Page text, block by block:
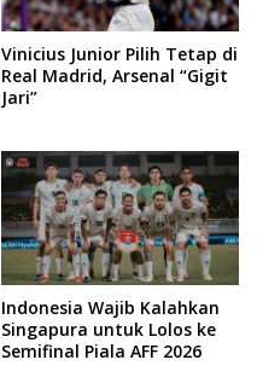
Vinicius Junior Pilih Tetap di
Real Madrid, Arsenal “Gigit
Jari”
Indonesia Wajib Kalahkan
Singapura untuk Lolos ke
Semifinal Piala AFF 2026